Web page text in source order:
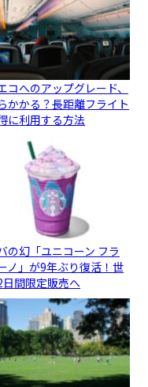
コへのアップグレード、
かかる？長距離フライト
に利用する方法
の幻「ユニコーン フラ
ノ」が9年ぶり復活！世
間限定販売へ